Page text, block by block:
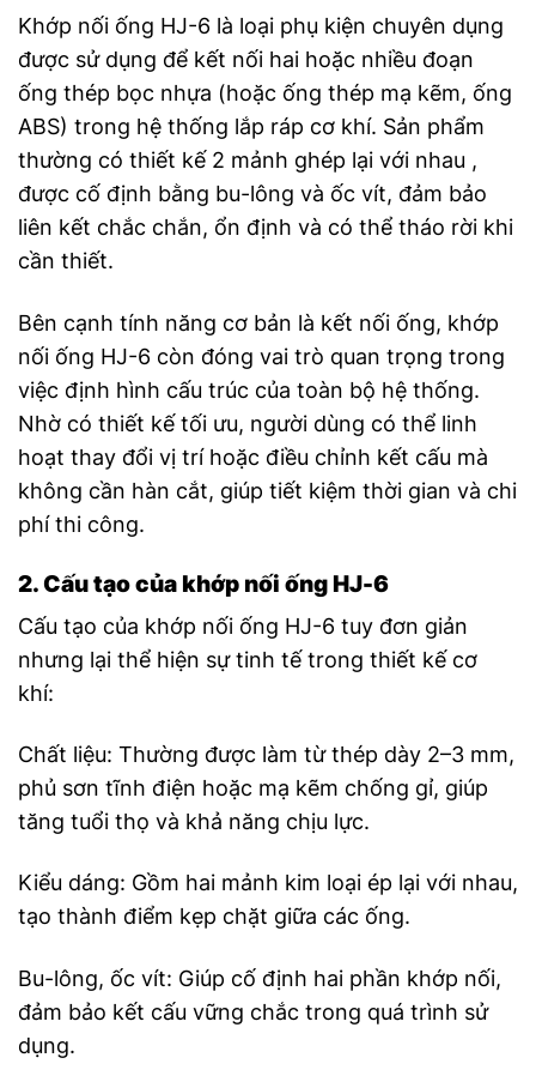
Khớp nối ống HJ-6 là loại phụ kiện chuyên dụng
được sử dụng để kết nối hai hoặc nhiều đoạn
ống thép bọc nhựa (hoặc ống thép mạ kẽm, ống
ABS) trong hệ thống lắp ráp cơ khí. Sản phẩm
thường có thiết kế 2 mảnh ghép lại với nhau ,
được cố định bằng bu-lông và ốc vít, đảm bảo
liên kết chắc chắn, ổn định và có thể tháo rời khi
cần thiết.
Bên cạnh tính năng cơ bản là kết nối ống, khớp
nối ống HJ-6 còn đóng vai trò quan trọng trong
việc định hình cấu trúc của toàn bộ hệ thống.
Nhờ có thiết kế tối ưu, người dùng có thể linh
hoạt thay đổi vị trí hoặc điều chỉnh kết cấu mà
không cần hàn cắt, giúp tiết kiệm thời gian và chi
phí thi công.
2. Cấu tạo của khớp nối ống HJ-6
Cấu tạo của khớp nối ống HJ-6 tuy đơn giản
nhưng lại thể hiện sự tinh tế trong thiết kế cơ
khí:
Chất liệu: Thường được làm từ thép dày 2–3 mm,
phủ sơn tĩnh điện hoặc mạ kẽm chống gỉ, giúp
tăng tuổi thọ và khả năng chịu lực.
Kiểu dáng: Gồm hai mảnh kim loại ép lại với nhau,
tạo thành điểm kẹp chặt giữa các ống.
Bu-lông, ốc vít: Giúp cố định hai phần khớp nối,
đảm bảo kết cấu vững chắc trong quá trình sử
dụng.